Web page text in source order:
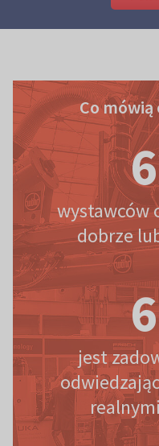
Co mówią o nas
Co mówią
wystawców
dobrze
jest